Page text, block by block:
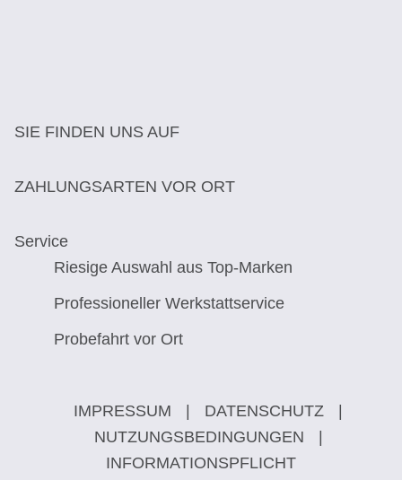
SIE FINDEN UNS AUF
ZAHLUNGSARTEN VOR ORT
Service
Riesige Auswahl aus Top-Marken
Professioneller Werkstattservice
Probefahrt vor Ort
IMPRESSUM DATENSCHUTZ
NUTZUNGSBEDINGUNGEN
INFORMATIONSPFLICHT